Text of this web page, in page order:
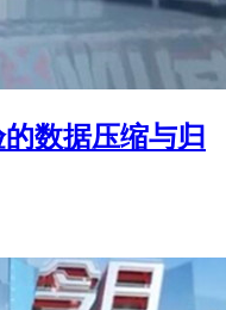
数据压缩与归